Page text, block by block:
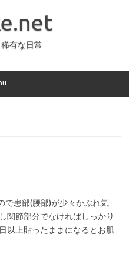
有な日常
で患部(腰部)が少々かぶれ気
関節部分でなければしっかり
以上貼ったままになるとお肌